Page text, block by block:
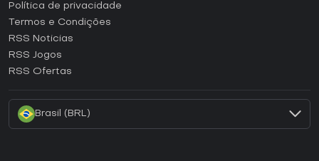
Como ativar uma CD Key Epic Games?
Como ativar uma CD Key GOG?
Como ativar uma CD Key Ubisoft Connect?
Política de privacidade
Termos e Condições
RSS Noticias
RSS Jogos
RSS Ofertas
Brasil (BRL)